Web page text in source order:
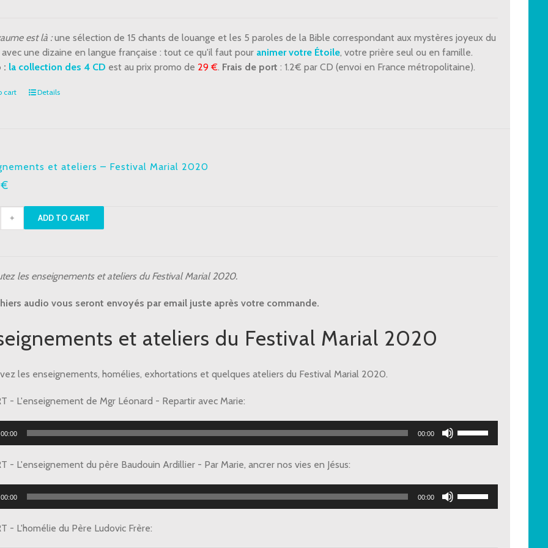
est là :une sélection de 15 chants de louange et les 5 paroles de la Bible correspondant aux mystères joyeux du
avec une dizaine en langue française : tout ce qu'il faut pour animer votre Étoile, votre prière seul ou en famille.
: la collection des 4 CD est au prix promo de 29 €. Frais de port : 1.2€ par CD (envoi en France métropolitaine).
cart Details
et ateliers – Festival Marial 2020
€
ADD TO CART
les enseignements et ateliers du Festival Marial 2020.
audio vous seront envoyés par email juste après votre commande.
et ateliers du Festival Marial 2020
les enseignements, homélies, exhortations et quelques ateliers du Festival Marial 2020.
- L'enseignement de Mgr Léonard - Repartir avec Marie:
00:00 00:00
pour
augmenter
- L'enseignement du père Baudouin Ardillier - Par Marie, ancrer nos vies en Jésus:
00:00 00:00
- L'homélie du Père Ludovic Frère: